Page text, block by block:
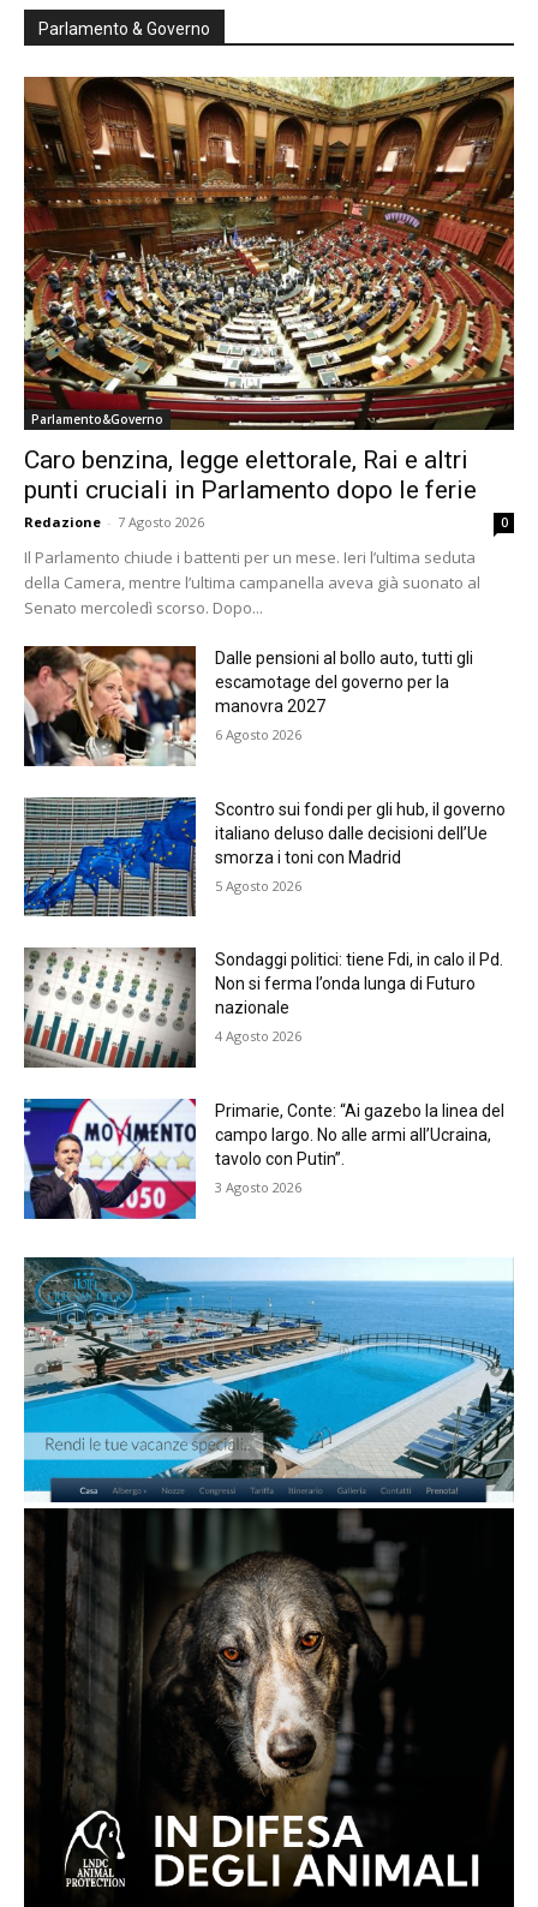
Parlamento & Governo
Parlamento&Governo
Caro benzina, legge elettorale, Rai e altri
punti cruciali in Parlamento dopo le ferie
Redazione - 7 Agosto 2026 0
Il Parlamento chiude i battenti per un mese. Ieri l’ultima seduta
della Camera, mentre l’ultima campanella aveva già suonato al
Senato mercoledì scorso. Dopo...
Dalle pensioni al bollo auto, tutti gli
escamotage del governo per la
manovra 2027
6 Agosto 2026
Scontro sui fondi per gli hub, il governo
italiano deluso dalle decisioni dell’Ue
smorza i toni con Madrid
5 Agosto 2026
Sondaggi politici: tiene Fdi, in calo il Pd.
Non si ferma l’onda lunga di Futuro
nazionale
4 Agosto 2026
Primarie, Conte: “Ai gazebo la linea del
campo largo. No alle armi all’Ucraina,
tavolo con Putin”.
3 Agosto 2026